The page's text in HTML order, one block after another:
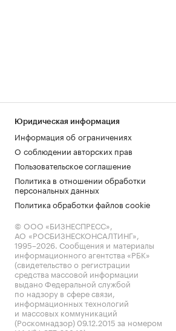
Юридическая информация
Информация об ограничениях
О соблюдении авторских прав
Пользовательское соглашение
Политика в отношении обработки
персональных данных
Политика обработки файлов cookie
© ООО «БИЗНЕСПРЕСС»,
АО «РОСБИЗНЕСКОНСАЛТИНГ»,
1995–2026. Сообщения и материалы
информационного агентства «РБК»
(свидетельство о регистрации
средства массовой информации
выдано Федеральной службой
по надзору в сфере связи,
информационных технологий
и массовых коммуникаций
(Роскомнадзор) 09.12.2015 за номером